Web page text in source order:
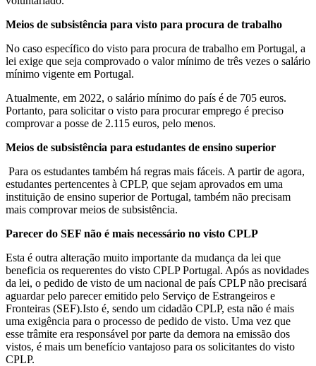
Meios de subsistência para visto para procura de trabalho
No caso específico do visto para procura de trabalho em Portugal, a
lei exige que seja comprovado o valor mínimo de três vezes o salário
mínimo vigente em Portugal.
Atualmente, em 2022, o salário mínimo do país é de 705 euros.
Portanto, para solicitar o visto para procurar emprego é preciso
comprovar a posse de 2.115 euros, pelo menos.
Meios de subsistência para estudantes de ensino superior
Para os estudantes também há regras mais fáceis. A partir de agora,
estudantes pertencentes à CPLP, que sejam aprovados em uma
instituição de ensino superior de Portugal, também não precisam
mais comprovar meios de subsistência.
Parecer do SEF não é mais necessário no visto CPLP
Esta é outra alteração muito importante da mudança da lei que
beneficia os requerentes do visto CPLP Portugal. Após as novidades
da lei, o pedido de visto de um nacional de país CPLP não precisará
aguardar pelo parecer emitido pelo Serviço de Estrangeiros e
Fronteiras (SEF).Isto é, sendo um cidadão CPLP, esta não é mais
uma exigência para o processo de pedido de visto. Uma vez que
esse trâmite era responsável por parte da demora na emissão dos
vistos, é mais um benefício vantajoso para os solicitantes do visto
CPLP.